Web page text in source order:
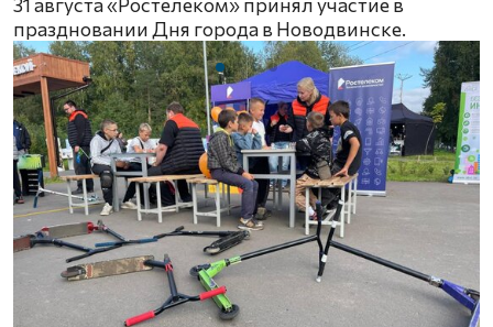
праздновании Дня города в Новодвинске.